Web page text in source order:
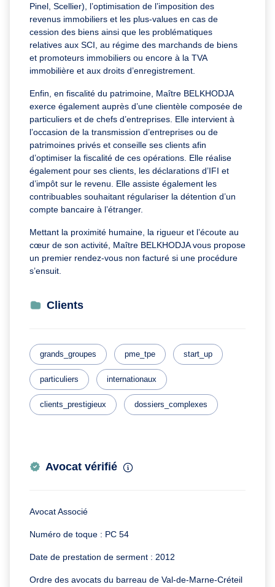
Pinel, Scellier), l’optimisation de l’imposition des
revenus immobiliers et les plus-values en cas de
cession des biens ainsi que les problématiques
relatives aux SCI, au régime des marchands de biens
et promoteurs immobiliers ou encore à la TVA
immobilière et aux droits d’enregistrement.
Enfin, en fiscalité du patrimoine, Maître BELKHODJA
exerce également auprès d’une clientèle composée de
particuliers et de chefs d’entreprises. Elle intervient à
l’occasion de la transmission d’entreprises ou de
patrimoines privés et conseille ses clients afin
d’optimiser la fiscalité de ces opérations. Elle réalise
également pour ses clients, les déclarations d’IFI et
d’impôt sur le revenu. Elle assiste également les
contribuables souhaitant régulariser la détention d’un
compte bancaire à l’étranger.
Mettant la proximité humaine, la rigueur et l’écoute au
cœur de son activité, Maître BELKHODJA vous propose
un premier rendez-vous non facturé si une procédure
s’ensuit.
Clients
grands_groupes pme_tpe start_up
particuliers internationaux
clients_prestigieux dossiers_complexes
Avocat vérifié
Avocat Associé
Numéro de toque : PC 54
Date de prestation de serment : 2012
Ordre des avocats du barreau de Val-de-Marne-Créteil